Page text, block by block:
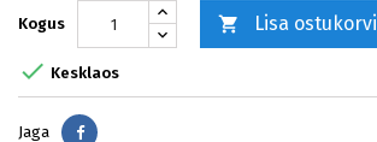
Kogus  Lisa ostukorvi
 Kesklaos
Jaga Jaga